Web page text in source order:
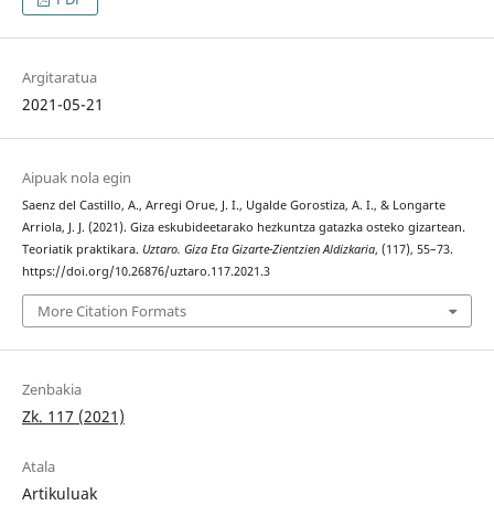
Argitaratua
2021-05-21
Aipuak nola egin
Saenz del Castillo, A., Arregi Orue, J. I., Ugalde Gorostiza, A. I., & Longarte
Arriola, J. J. (2021). Giza eskubideetarako hezkuntza gatazka osteko gizartean.
Teoriatik praktikara. Uztaro. Giza Eta Gizarte-Zientzien Aldizkaria, (117), 55–73.
https://doi.org/10.26876/uztaro.117.2021.3
More Citation Formats
Zenbakia
Zk. 117 (2021)
Atala
Artikuluak